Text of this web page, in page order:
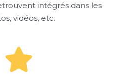
intégrés dans les
vidéos, etc.